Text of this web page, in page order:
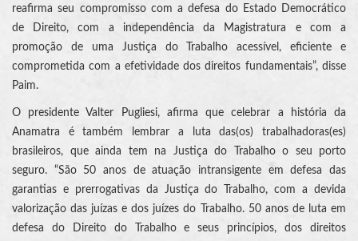
reafirma seu compromisso com a defesa do Estado Democrático
de Direito, com a independência da Magistratura e com a
promoção de uma Justiça do Trabalho acessível, eficiente e
comprometida com a efetividade dos direitos fundamentais”, disse
Paim.
O presidente Valter Pugliesi, afirma que celebrar a história da
Anamatra é também lembrar a luta das(os) trabalhadoras(es)
brasileiros, que ainda tem na Justiça do Trabalho o seu porto
seguro. “São 50 anos de atuação intransigente em defesa das
garantias e prerrogativas da Justiça do Trabalho, com a devida
valorização das juízas e dos juízes do Trabalho. 50 anos de luta em
defesa do Direito do Trabalho e seus princípios, dos direitos